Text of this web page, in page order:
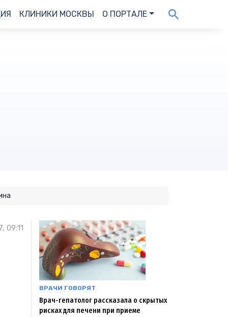
КЛИНИКИ МОСКВЫ О ПОРТАЛЕ
09:11
ВРАЧИ ГОВОРЯТ
Врач-гепатолог рассказала о скрытых
рисках для печени при приеме